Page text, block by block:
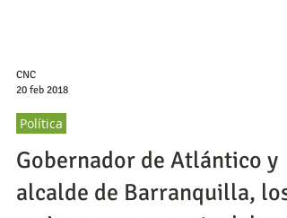
CNC
20 feb 2018
Política
Gobernador de Atlántico y